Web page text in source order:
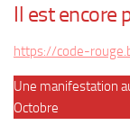
Il est encore
https://code-
Une manifestation
Octobre